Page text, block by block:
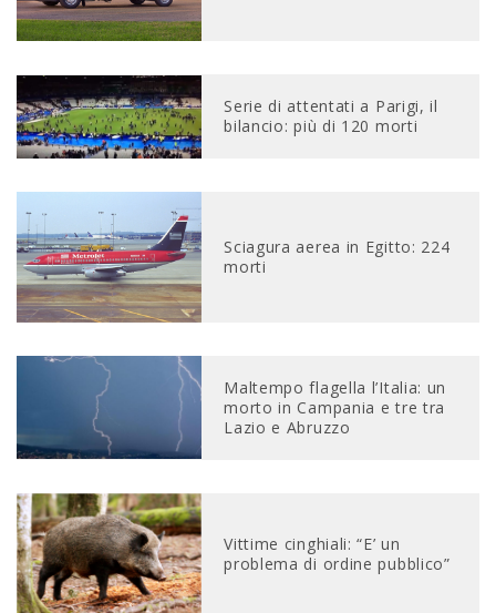
Serie di attentati a Parigi, il
bilancio: più di 120 morti
Sciagura aerea in Egitto: 224
morti
Maltempo flagella l’Italia: un
morto in Campania e tre tra
Lazio e Abruzzo
Vittime cinghiali: “E’ un
problema di ordine pubblico”